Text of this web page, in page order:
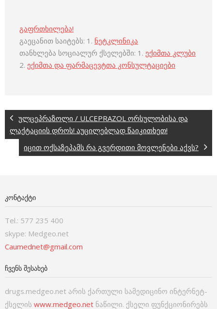
გაფრთხილება!
გაეცანით საიტებს: 1. ნეტკლინიკა
თანხლება სოციალურ ქსელებში: 1. ექიმთა კლუბი
2. ექიმთა და ფარმაცევტთა კონსულტაციები
ულცეპრაზოლი / ULCEPRAZOL ორსულობისა და
ლაქტაციის დროს! აუცილებლად წაიკითხეთ!
იცით ოქსაზეპამს რა გვერდითი მოვლენები აქვს?
ᲙᲝᲜᲢᲐᲥᲢᲘ
Tel.: 577 235 400
skype: Medgeo.net
Caumednet@gmail.com
ᲩᲕᲔᲜᲡ ᲨᲔᲡᲐᲮᲔᲑ
drugs.medgeo.net არის ქართული სამედიცინო ინტერნეტ-
ქსელის www.medgeo.net ნაწილი. ქსელი ფუნქციონირებს